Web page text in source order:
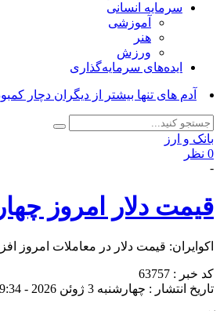
سرمایه انسانی
آموزشی
هنر
ورزش
ایده‌های سرمایه‌گذاری
آدم های تنها بیشتر از دیگران دچار
بانک و ارز
0 نظر
-
قیمت دلار امروز چهارشنبه 13خرداد 1405/
اکوایران: قیمت دلار در معاملات
کد خبر : 63757
تاریخ انتشار : چهارشنبه 3 ژوئن 2026 - 19:34